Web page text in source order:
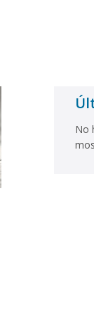
No